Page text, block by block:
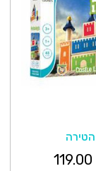
הטירה
119.00